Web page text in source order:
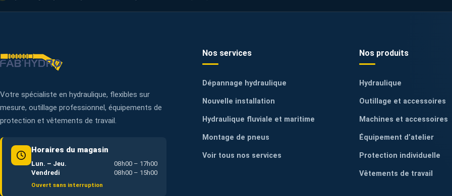
Votre spécialiste en hydraulique, flexibles sur
mesure, outillage professionnel, équipements de
protection et vêtements de travail.
Horaires du magasin
Lun. – Jeu.
08h00 – 17h00
Vendredi
08h00 – 15h00
Ouvert sans interruption
Nos services
Dépannage hydraulique
Nouvelle installation
Hydraulique fluviale et maritime
Montage de pneus
Voir tous nos services
Nos produits
Hydraulique
Outillage et accessoires
Machines et accessoires
Équipement d’atelier
Protection individuelle
Vêtements de travail